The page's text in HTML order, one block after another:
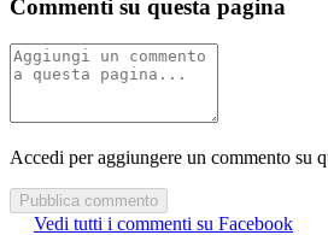
Commenti su questa pagina
Accedi per aggiungere un commento su
Pubblica commento
Vedi tutti i commenti su Facebook